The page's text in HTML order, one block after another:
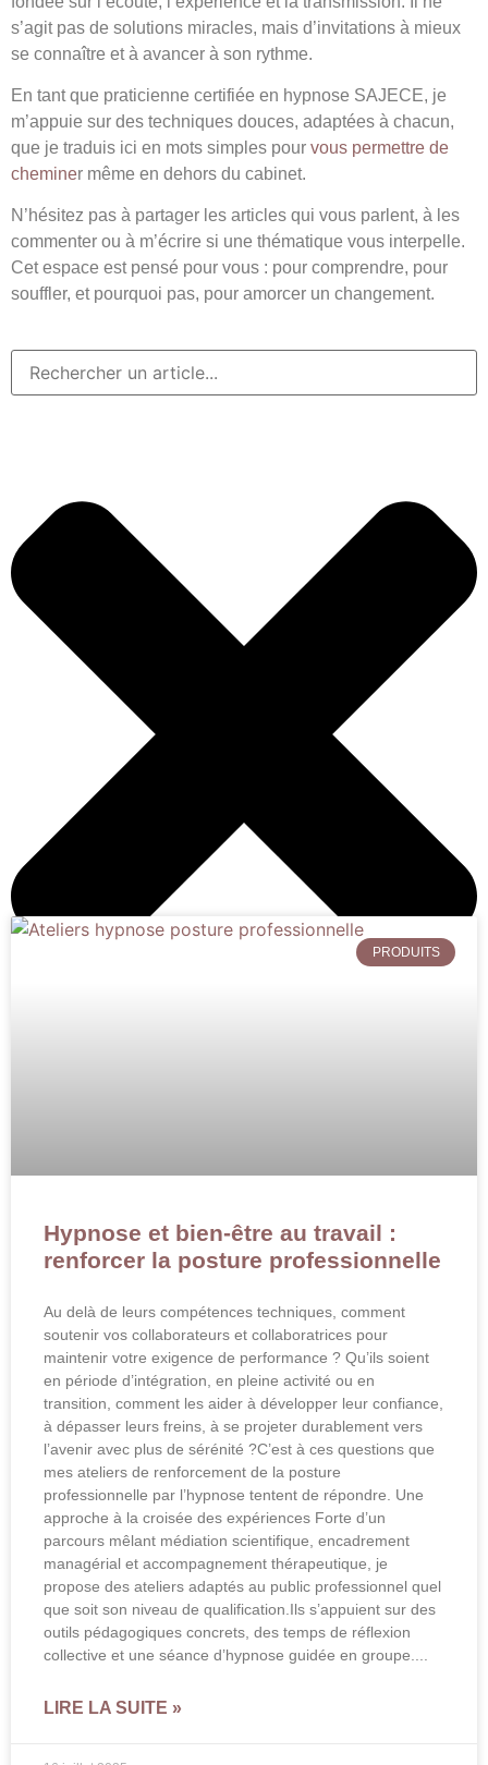
s’agit pas de solutions miracles, mais d’invitations à mieux
se connaître et à avancer à son rythme.
En tant que praticienne certifiée en hypnose SAJECE, je
m’appuie sur des techniques douces, adaptées à chacun,
que je traduis ici en mots simples pour vous permettre de
cheminer même en dehors du cabinet.
N’hésitez pas à partager les articles qui vous parlent, à les
commenter ou à m’écrire si une thématique vous interpelle.
Cet espace est pensé pour vous : pour comprendre, pour
souffler, et pourquoi pas, pour amorcer un changement.
PRODUITS
Hypnose et bien-être au travail :
renforcer la posture professionnelle
Au delà de leurs compétences techniques, comment
soutenir vos collaborateurs et collaboratrices pour
maintenir votre exigence de performance ? Qu’ils soient
en période d’intégration, en pleine activité ou en
transition, comment les aider à développer leur confiance,
à dépasser leurs freins, à se projeter durablement vers
l’avenir avec plus de sérénité ?C’est à ces questions que
mes ateliers de renforcement de la posture
professionnelle par l’hypnose tentent de répondre. Une
approche à la croisée des expériences Forte d’un
parcours mêlant médiation scientifique, encadrement
managérial et accompagnement thérapeutique, je
propose des ateliers adaptés au public professionnel quel
que soit son niveau de qualification.Ils s’appuient sur des
outils pédagogiques concrets, des temps de réflexion
collective et une séance d’hypnose guidée en groupe.
LIRE LA SUITE »